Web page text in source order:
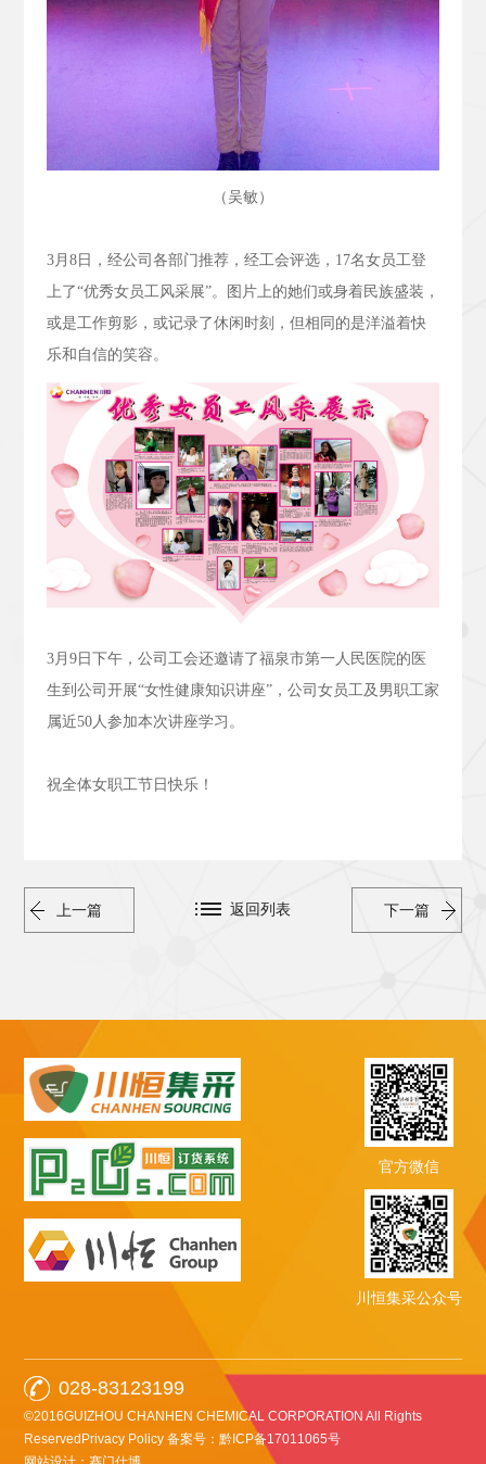
（吴敏）
3月 8日，经公司各部门推荐，经工会评选， 17名女员工登
上了“优秀女员工风采展”。图片上的她们或身着民族盛装，
或是工作剪影，或记录了休闲时刻，但相同的是洋溢着快
乐和自信的笑容。
3月 9日下午，公司工会还邀请了福泉市第一人民医院的医
生到公司开展“女性健康知识讲座”，公司女员工及男职工家
属近50人参加本次讲座学习。
祝全体女职工节日快乐！
上一篇 下一篇
返回列表
官方微信
川恒集采公众号
028-83123199
©2016GUIZHOU CHANHEN CHEMICAL CORPORATION All Rights
ReservedPrivacy Policy备案号：黔ICP备17011065号